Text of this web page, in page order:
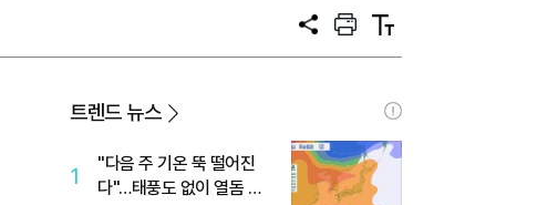
공
프
트
텍
트
트렌드 뉴스
1
"다음 주 기온 뚝 떨어진
다"…태풍도 없이 열돔 박